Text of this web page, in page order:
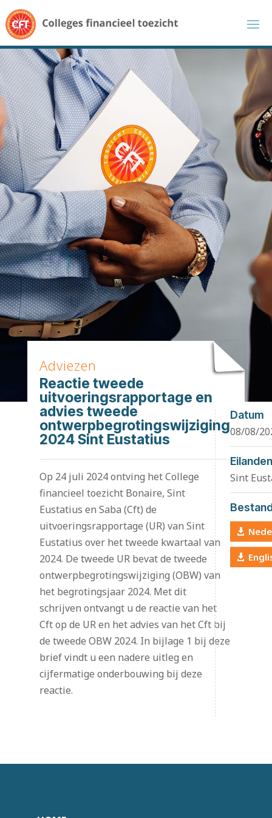
Adviezen
Reactie tweede
uitvoeringsrapportage en
advies tweede
ontwerpbegrotingswijziging
2024 Sint Eustatius
Op 24 juli 2024 ontving het College
financieel toezicht Bonaire, Sint
Eustatius en Saba (Cft) de
uitvoeringsrapportage (UR) van Sint
Eustatius over het tweede kwartaal van
2024. De tweede UR bevat de tweede
ontwerpbegrotingswijziging (OBW) van
het begrotingsjaar 2024. Met dit
schrijven ontvangt u de reactie van het
Cft op de UR en het advies van het Cft bij
de tweede OBW 2024. In bijlage 1 bij deze
brief vindt u een nadere uitleg en
cijfermatige onderbouwing bij deze
reactie.
Datum
08/08/
Eilanden
Sint